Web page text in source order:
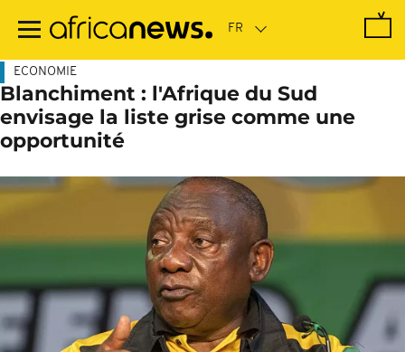
contenu
ECONOMIE
Blanchiment : l'Afrique du Sud
envisage la liste grise comme une
opportunité